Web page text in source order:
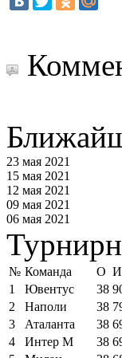
23 мая 2021
15 мая 2021
12 мая 2021
09 мая 2021
06 мая 2021
№ Команда О И
1
Ювентус 38
2
Наполи 38
3
Аталанта 38
4
Интер М 38